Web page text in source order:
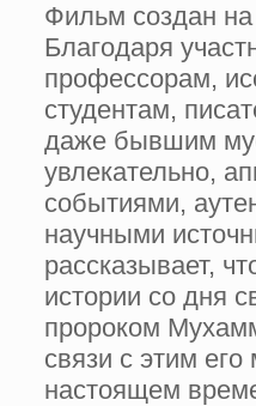
Фильм создан
Благодаря
профессорам,
студентам,
даже бывшим
увлекательно,
событиями,
научными
рассказывает,
истории со дня
пророком
связи с этим
настоящем